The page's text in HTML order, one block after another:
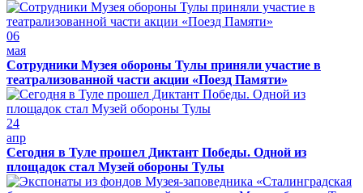
06
мая
Сотрудники Музея обороны Тулы приняли участие в
театрализованной части акции «Поезд Памяти»
24
апр
Сегодня в Туле прошел Диктант Победы. Одной из
площадок стал Музей обороны Тулы